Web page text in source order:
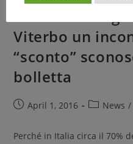
Viterbo un
“sconto”
bolletta
April 1, 2016 News /
Perché in Italia circa il 70%